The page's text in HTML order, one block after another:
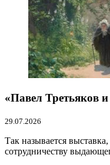
«Павел Третьяков
29.07.2026
Так называется
сотрудничеству